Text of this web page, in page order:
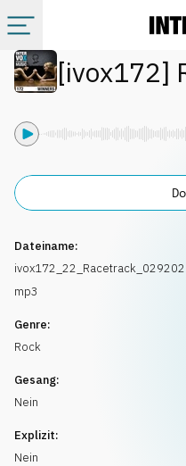
Kategorien
Alle Alben
Playlists
[ivox172]
Dateiname:
ivox172_22_Racetrack_029202.
mp3
Genre:
Rock
Gesang:
Nein
Explizit:
Nein